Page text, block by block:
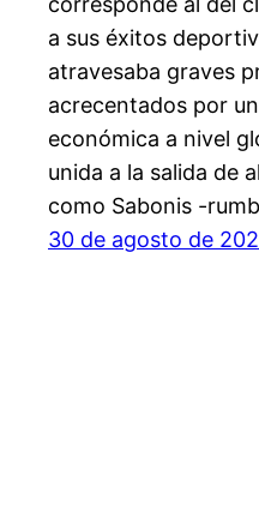
a sus éxitos
atravesaba graves
acrecentados por
económica a nivel
unida a la salida de
como Sabonis -
30 de agosto de